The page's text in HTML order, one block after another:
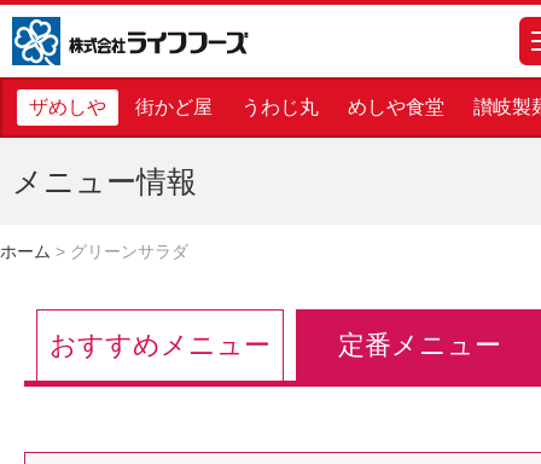
株式会社ライフフーズ
ザめしや 街かど屋 うわじ丸 めしや食堂 讃岐製
メニュー情報
ホーム > グリーンサラダ
おすすめメニュー 定番メニュー